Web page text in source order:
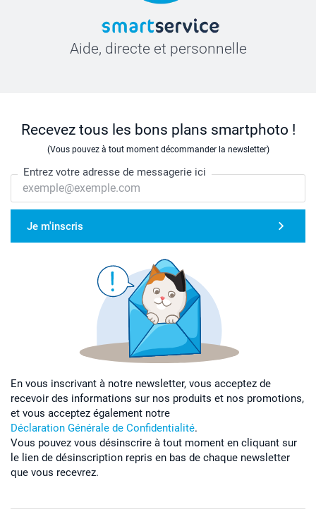
Aide, directe et personnelle
Recevez tous les bons plans smartphoto !
(Vous pouvez à tout moment décommander la newsletter)
Entrez votre adresse de messagerie ici
Je m'inscris
En vous inscrivant à notre newsletter, vous acceptez de
recevoir des informations sur nos produits et nos promotions,
et vous acceptez également notre
Déclaration Générale de Confidentialité.
Vous pouvez vous désinscrire à tout moment en cliquant sur
le lien de désinscription repris en bas de chaque newsletter
que vous recevrez.